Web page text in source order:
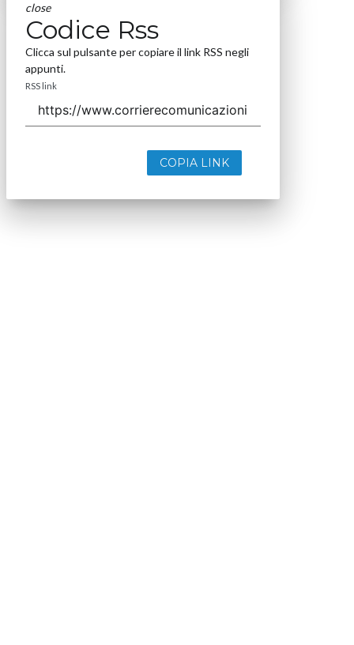
close
Codice Rss
Clicca sul pulsante per copiare il link RSS negli
appunti.
RSS link
COPIA LINK